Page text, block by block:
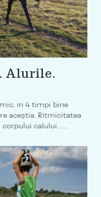
Alurile.
in 4 timpi bine
aceştia. Ritmicitatea
calului…...